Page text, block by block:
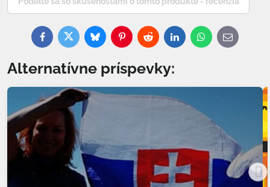
FacebookTwitterBlueskyPinterestRedditLinkedInWhatsApp
E-
mail
Alternatívne príspevky: